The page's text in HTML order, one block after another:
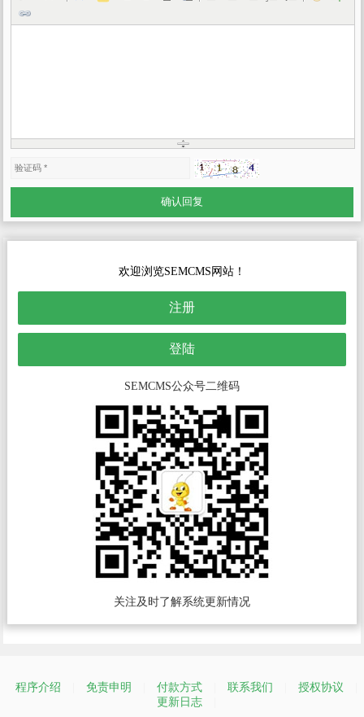
欢迎浏览SEMCMS网站！
注册
登陆
SEMCMS公众号二维码
关注及时了解系统更新情况
程序介绍 免责申明 付款方式 联系我们 授权协议
更新日志